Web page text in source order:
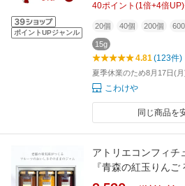
ポイントUPジャンル
40ポイント (1倍+4倍UP)
20個 40個 200個
15g
4.81(123件)
夏季休業のため8月17日(
こわけや
同じ商品を
アトリエコンフィチ
『青森の紅玉りん
マレード 紀ノ里の